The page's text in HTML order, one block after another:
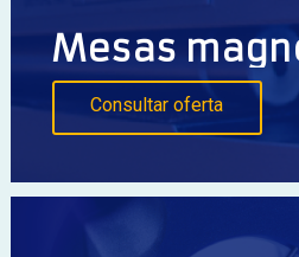
Mesas
Consultar oferta